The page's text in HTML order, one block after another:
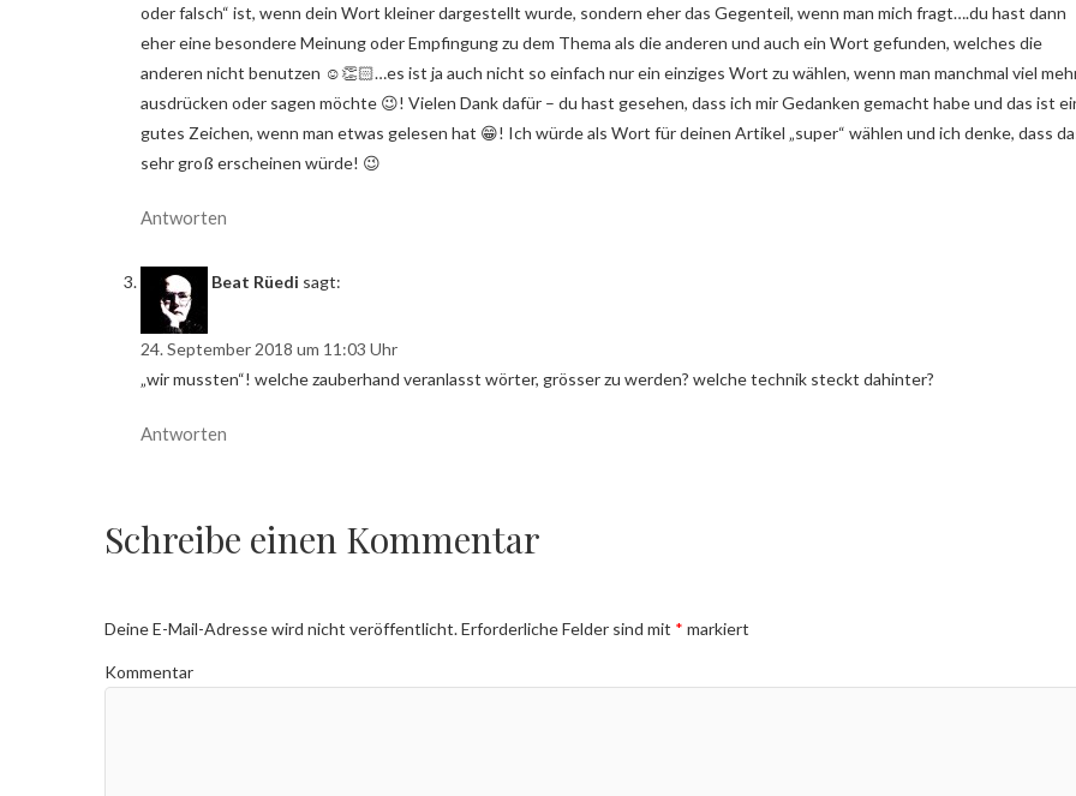
oder falsch“ ist, wenn dein Wort kleiner dargestellt wurde, sondern eher das Gegenteil, wenn man mich fragt….du hast dann
eher eine besondere Meinung oder Empfingung zu dem Thema als die anderen und auch ein Wort gefunden, welches die
anderen nicht benutzen ☺️👏🏻…es ist ja auch nicht so einfach nur ein einziges Wort zu wählen, wenn man manchmal viel
ausdrücken oder sagen möchte 😉! Vielen Dank dafür – du hast gesehen, dass ich mir Gedanken gemacht habe und das ist
gutes Zeichen, wenn man etwas gelesen hat 😁! Ich würde als Wort für deinen Artikel „super“ wählen und ich denke, dass
sehr groß erscheinen würde! 😉
Antworten
Beat Rüedi sagt:
24. September 2018 um 11:03 Uhr
„wir mussten“! welche zauberhand veranlasst wörter, grösser zu werden? welche technik steckt dahinter?
Antworten
Schreibe einen Kommentar
Deine E-Mail-Adresse wird nicht veröffentlicht.Erforderliche Felder sind mit * markiert
Kommentar